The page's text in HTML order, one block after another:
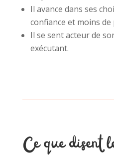
Il avance dans ses
confiance et moins de
Il se sent acteur de
exécutant.
Ce que disent